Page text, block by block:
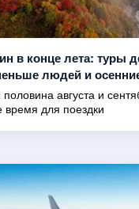
в конце лета: туры
людей и
половина августа и
время для поездки